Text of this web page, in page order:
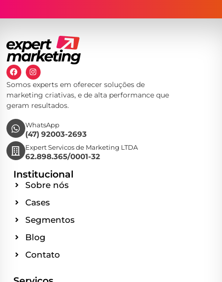
Somos experts em oferecer soluções de
marketing criativas, e de alta performance que
geram resultados.
WhatsApp
(47) 92003-2693
Expert Servicos de Marketing LTDA
62.898.365/0001-32
Institucional
Sobre nós
Cases
Segmentos
Blog
Contato